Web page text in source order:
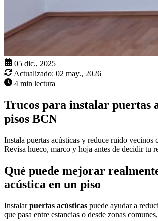
05 dic., 2025
Actualizado: 02 may., 2026
4 min lectura
Trucos para instalar puertas
pisos BCN
Instala puertas acústicas y reduce ruido vecinos
Revisa hueco, marco y hoja antes de decidir tu
Qué puede mejorar
acústica en un piso
Instalarpuertas acústicas puede ayudar a
que pasa entre estancias o desde zonas